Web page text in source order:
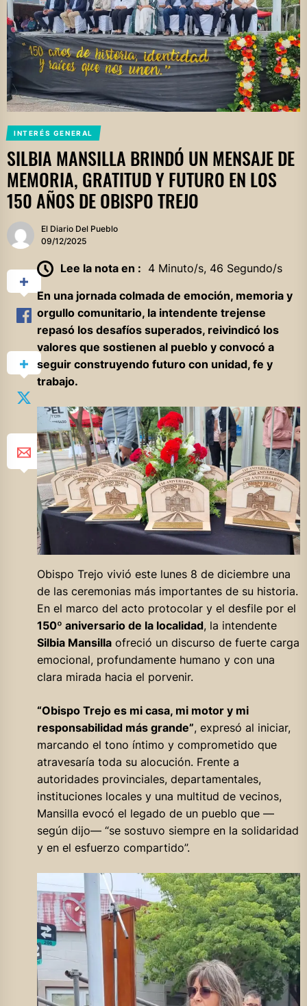
INTERÉS GENERAL
SILBIA MANSILLA BRINDÓ UN MENSAJE DE
MEMORIA, GRATITUD Y FUTURO EN LOS
150 AÑOS DE OBISPO TREJO
El Diario Del Pueblo
09/12/2025
Lee la nota en : 4 Minuto/s, 46 Segundo/s
En una jornada colmada de emoción, memoria y
orgullo comunitario, la intendente trejense
repasó los desafíos superados, reivindicó los
valores que sostienen al pueblo y convocó a
seguir construyendo futuro con unidad, fe y
trabajo.
Obispo Trejo vivió este lunes 8 de diciembre una
de las ceremonias más importantes de su historia.
En el marco del acto protocolar y el desfile por el
150º aniversario de la localidad, la intendente
Silbia Mansillaofreció un discurso de fuerte carga
emocional, profundamente humano y con una
clara mirada hacia el porvenir.
“Obispo Trejo es mi casa, mi motor y mi
responsabilidad más grande”, expresó al iniciar,
marcando el tono íntimo y comprometido que
atravesaría toda su alocución. Frente a
autoridades provinciales, departamentales,
instituciones locales y una multitud de vecinos,
Mansilla evocó el legado de un pueblo que —
según dijo— “se sostuvo siempre en la solidaridad
y en el esfuerzo compartido”.